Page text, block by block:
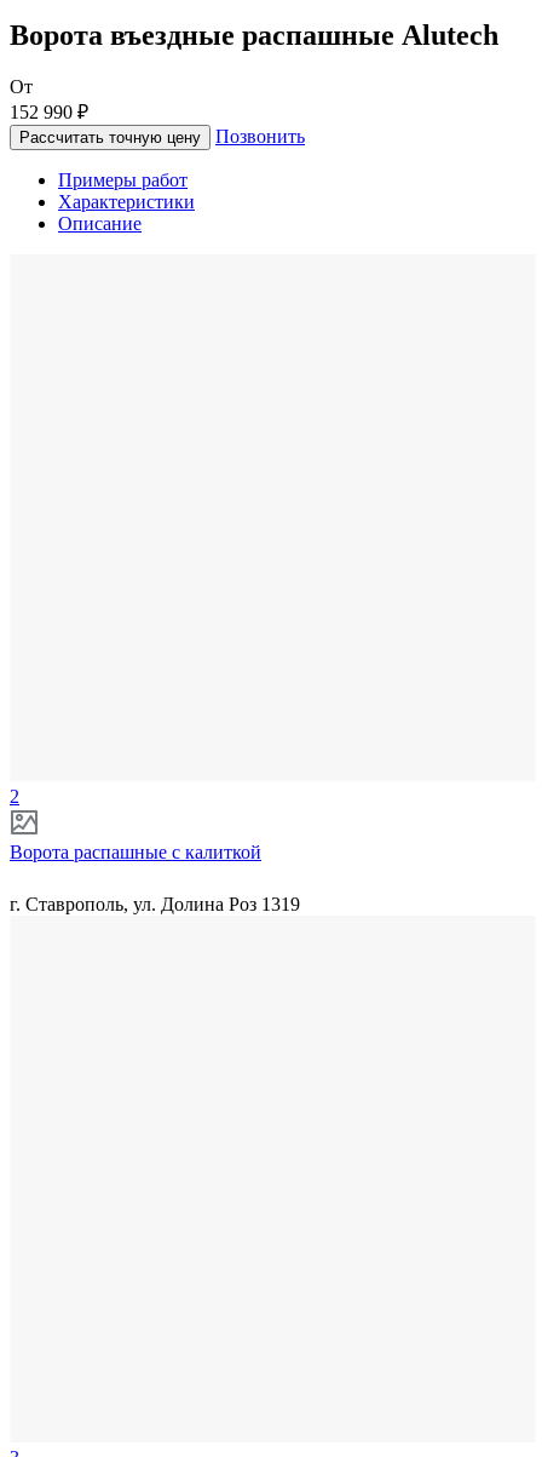
Ворота въездные распашные Alutech
От
152 990 ₽
Рассчитать точную цену Позвонить
Примеры работ
Характеристики
Описание
2
Ворота распашные с калиткой
г. Ставрополь, ул. Долина Роз 1319